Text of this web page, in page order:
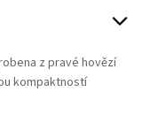
z pravé hovězí
kompaktností